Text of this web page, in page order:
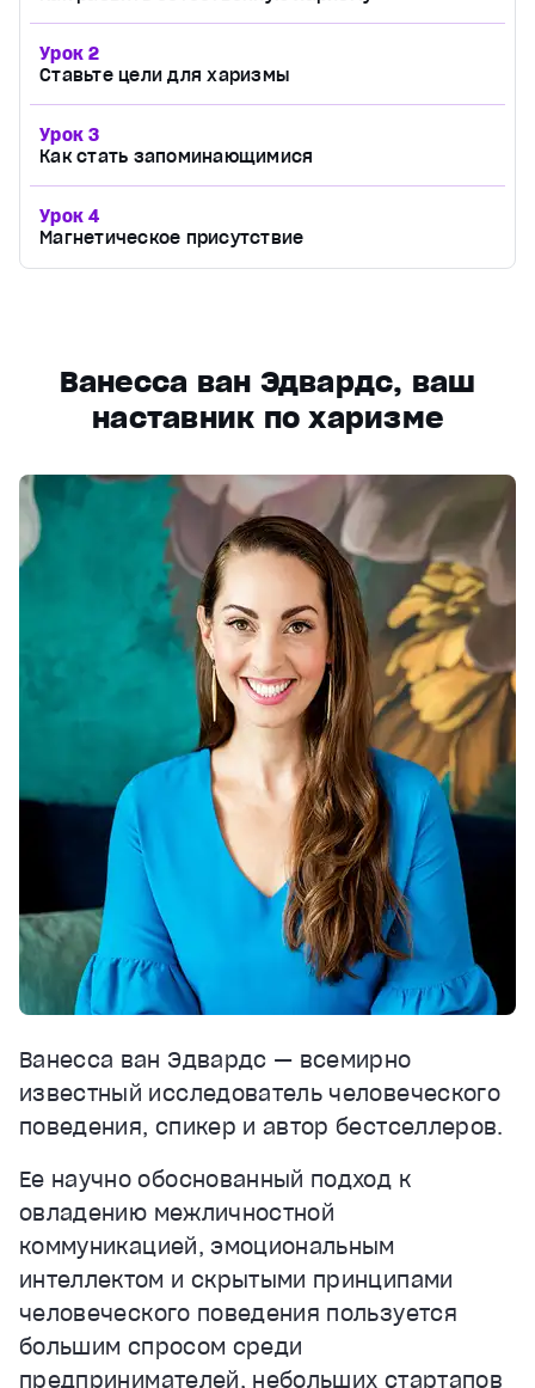
Урок 2
Ставьте цели для харизмы
Урок 3
Как стать запоминающимися
Урок 4
Магнетическое присутствие
Ванесса ван Эдвардс, ваш
наставник по харизме
Ванесса ван Эдвардс — всемирно
известный исследователь человеческого
поведения, спикер и автор бестселлеров.
Ее научно обоснованный подход к
овладению межличностной
коммуникацией, эмоциональным
интеллектом и скрытыми принципами
человеческого поведения пользуется
большим спросом среди
предпринимателей, небольших стартапов